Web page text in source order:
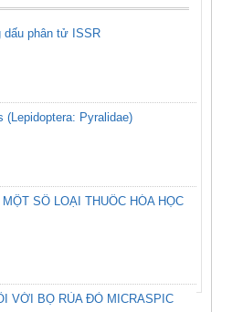
dấu phân tử ISSR
Pyralidae)
SỐ LOẠI THUỐC HÓA HỌC
VỚI BỌ RÙA ĐỎ MICRASPIC